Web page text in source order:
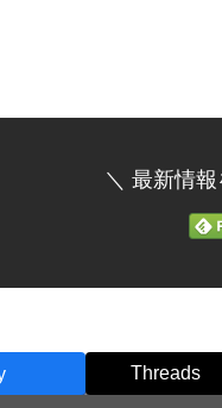
＼ 最新情
Threads